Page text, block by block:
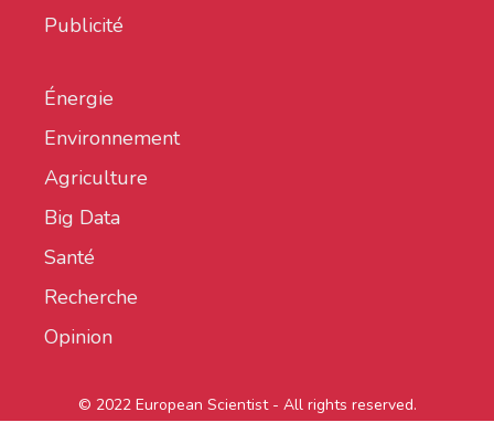
Publicité
Énergie
Environnement
Agriculture
Big Data
Santé
Recherche
Opinion
© 2022 European Scientist - All rights reserved.